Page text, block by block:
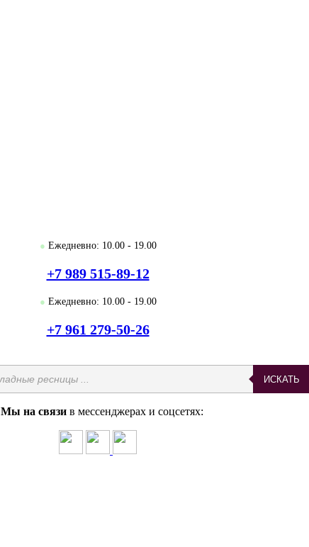
● Ежедневно: 10.00 - 19.00
+7 989 515-89-12
● Ежедневно: 10.00 - 19.00
+7 961 279-50-26
ИСКАТЬ
Мы на связи в мессенджерах и соцсетях: